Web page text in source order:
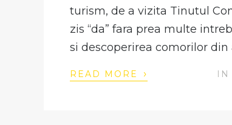
turism, de a vizita Tinutul
zis “da” fara prea multe
si descoperirea comorilor
READ MORE › IN